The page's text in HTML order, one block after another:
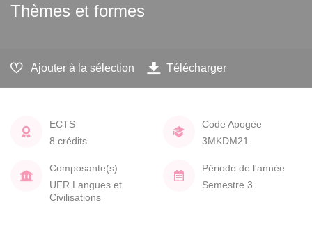
Thèmes et formes
Ajouter à la sélection Télécharger
ECTS
8 crédits
Code Apogée
3MKDM21
Composante(s)
UFR Langues et
Civilisations
Période de l'année
Semestre 3